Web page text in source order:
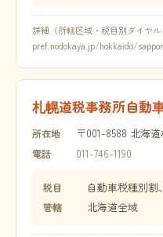
詳細（所轄区域・税目別ダイヤ
pref.nodokaya.jp/hokkaido/
札幌道税事務所自動
所在地 〒001-8588 北海
電話 011-746-1190
税目 自動車税種別割
管轄 北海道全域